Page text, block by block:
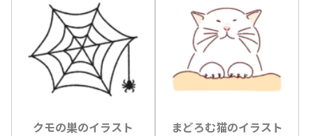
クモの巣のイラスト まどろむ猫のイラスト